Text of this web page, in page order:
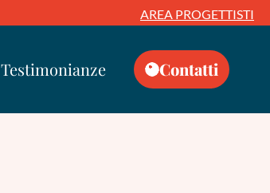
AREA PROGETTISTI
Testimonianze Contatti